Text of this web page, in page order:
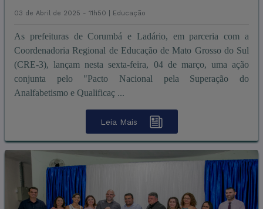
03 de Abril de 2025 - 11h50 | Educação
As prefeituras de Corumbá e Ladário, em parceria com a
Coordenadoria Regional de Educação de Mato Grosso do Sul
(CRE-3), lançam nesta sexta-feira, 04 de março, uma ação
conjunta pelo "Pacto Nacional pela Superação do
Analfabetismo e Qualificaç ...
Leia Mais